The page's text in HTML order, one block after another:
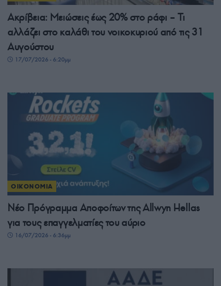
Ακρίβεια: Μειώσεις έως 20% στο ράφι – Τι
αλλάζει στο καλάθι του νοικοκυριού από τις 31
Αυγούστου
17/07/2026 - 6:20μμ
ΟΙΚΟΝΟΜΙΑ
Νέο Πρόγραμμα Αποφοίτων της Allwyn Hellas
για τους επαγγελματίες του αύριο
16/07/2026 - 6:36μμ